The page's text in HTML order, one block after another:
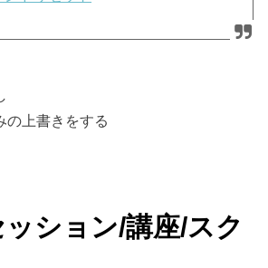
の上書きをする
ッション/講座/スク